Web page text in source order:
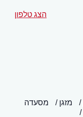
הצג טלפון
מזגן
מסעדה